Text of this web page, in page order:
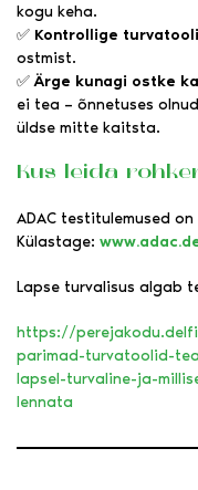
kogu keha.
✅ Kontrollige
ostmist.
✅Ärge kunagi ostke
ei tea – õnnetuses
üldse mitte kaitsta.
Kus leida
ADAC testitulemused
Külastage:
Lapse turvalisus algab
https://
parimad-turvatoolid-
lapsel-turvaline-ja-
lennata